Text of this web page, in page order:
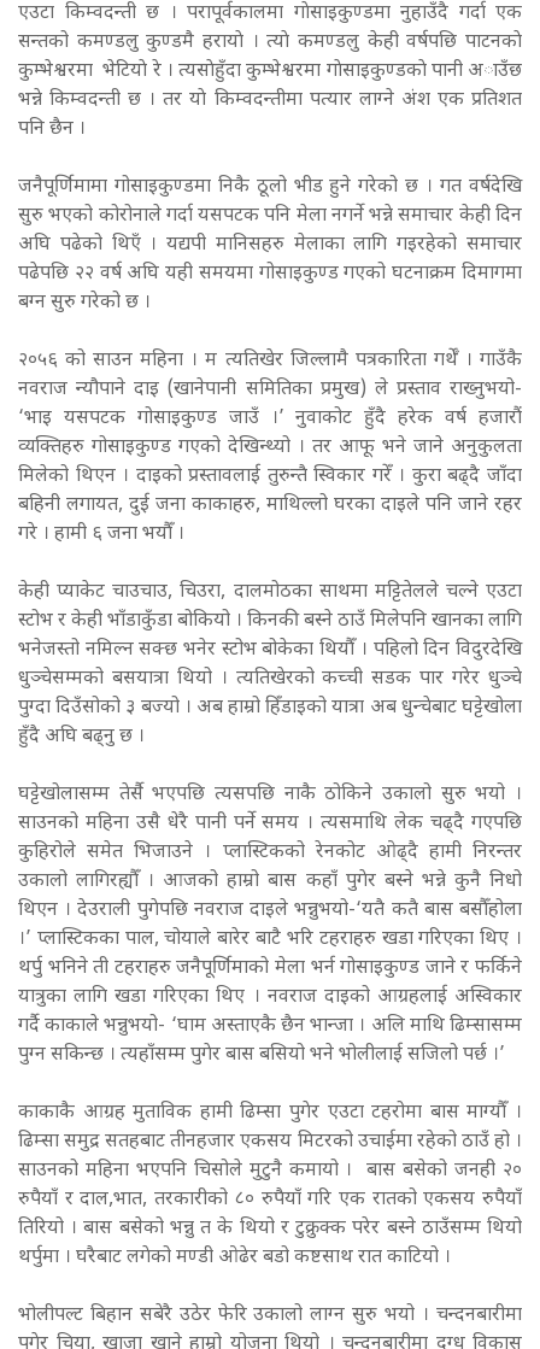
एउटा किम्वदन्ती छ । परापूर्वकालमा गाेसाइकुण्डमा नुहाउँदै गर्दा एक
सन्तको कमण्डलु कुण्डमै हरायाे । त्याे कमण्डलु केही वर्षपछि पाटनकाे
कुम्भेश्वरमा भेटियाे रे । त्यसाेहुँदा कुम्भेश्वरमा गाेसाइकुण्डकाे पानी अाउँछ
भन्ने किम्वदन्ती छ । तर याे किम्वदन्तीमा पत्यार लाग्ने अंश एक प्रतिशत
पनि छैन ।
जनैपूर्णिमामा गोसाइकुण्डमा निकै ठूलो भीड हुने गरेको छ । गत वर्षदेखि
सुरु भएको कोरोनाले गर्दा यसपटक पनि मेला नगर्ने भन्ने समाचार केही दिन
अघि पढेको थिएँ । यद्यपी मानिसहरु मेलाका लागि गइरहेको समाचार
पढेपछि २२ वर्ष अघि यही समयमा गोसाइकुण्ड गएको घटनाक्रम दिमागमा
बग्न सुरु गरेको छ ।
२०५६ को साउन महिना । म त्यतिखेर जिल्लामै पत्रकारिता गर्थेँ । गाउँकै
नवराज न्यौपाने दाइ (खानेपानी समितिका प्रमुख) ले प्रस्ताव राख्नुभयो-
‘भाइ यसपटक गोसाइकुण्ड जाउँ ।’ नुवाकोट हुँदै हरेक वर्ष हजारौं
व्यक्तिहरु गोसाइकुण्ड गएको देखिन्थ्यो । तर आफू भने जाने अनुकुलता
मिलेको थिएन । दाइको प्रस्तावलाई तुरुन्तै स्विकार गरेँ । कुरा बढ्दै जाँदा
बहिनी लगायत, दुई जना काकाहरु, माथिल्लो घरका दाइले पनि जाने रहर
गरे । हामी ६ जना भयौँ ।
केही प्याकेट चाउचाउ, चिउरा, दालमोठका साथमा मट्टितेलले चल्ने एउटा
स्टोभ र केही भाँडाकुँडा बोकियो । किनकी बस्ने ठाउँ मिलेपनि खानका लागि
भनेजस्तो नमिल्न सक्छ भनेर स्टोभ बोकेका थियौँ । पहिलो दिन विदुरदेखि
धुञ्चेसम्मको बसयात्रा थियो । त्यतिखेरको कच्ची सडक पार गरेर धुञ्चे
पुग्दा दिउँसोको ३ बज्यो । अब हाम्रो हिँडाइको यात्रा अब धुन्चेबाट घट्टेखोला
हुँदै अघि बढ्नु छ ।
घट्टेखोलासम्म तेर्सै भएपछि त्यसपछि नाकै ठोकिने उकालो सुरु भयो ।
साउनको महिना उसै धेरै पानी पर्ने समय । त्यसमाथि लेक चढ्दै गएपछि
कुहिरोले समेत भिजाउने । प्लास्टिकको रेनकोट ओढ्दै हामी निरन्तर
उकालो लागिरह्यौँ । आजको हाम्रो बास कहाँ पुगेर बस्ने भन्ने कुनै निधो
थिएन । देउराली पुगेपछि नवराज दाइले भन्नुभयो-‘यतै कतै बास बसौँहोला
।’ प्लास्टिकका पाल, चोयाले बारेर बाटै भरि टहराहरु खडा गरिएका थिए ।
थर्पु भनिने ती टहराहरु जनैपूर्णिमाको मेला भर्न गोसाइकुण्ड जाने र फर्किने
यात्रुका लागि खडा गरिएका थिए । नवराज दाइको आग्रहलाई अस्विकार
गर्दै काकाले भन्नुभयो- ‘घाम अस्ताएकै छैन भान्जा । अलि माथि ढिम्सासम्म
पुग्न सकिन्छ । त्यहाँसम्म पुगेर बास बसियो भने भोलीलाई सजिलो पर्छ ।’
काकाकै आग्रह मुताविक हामी ढिम्सा पुगेर एउटा टहरोमा बास माग्यौँ ।
ढिम्सा समुद्र सतहबाट तीनहजार एकसय मिटरको उचाईमा रहेको ठाउँ हो ।
साउनको महिना भएपनि चिसोले मुटुनै कमायो । बास बसेको जनही २०
रुपैयाँ र दाल,भात, तरकारीको ८० रुपैयाँ गरि एक रातको एकसय रुपैयाँ
तिरियो । बास बसेको भन्नु त के थियो र टुक्रुक्क परेर बस्ने ठाउँसम्म थियो
थर्पुमा । घरैबाट लगेको मण्डी ओढेर बडो कष्टसाथ रात काटियो ।
भोलीपल्ट बिहान सबेरै उठेर फेरि उकालो लाग्न सुरु भयो । चन्दनबारीमा